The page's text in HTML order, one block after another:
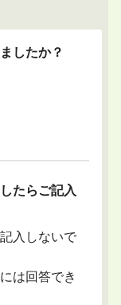
したか？
たらご記入
入しないで
は回答でき